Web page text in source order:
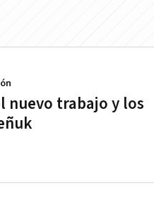
nuevo trabajo y los